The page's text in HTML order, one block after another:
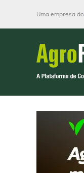
Uma empresa do